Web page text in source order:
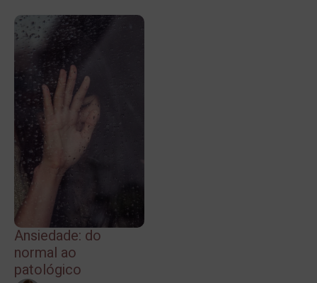
Ansiedade: do
normal ao
patológico